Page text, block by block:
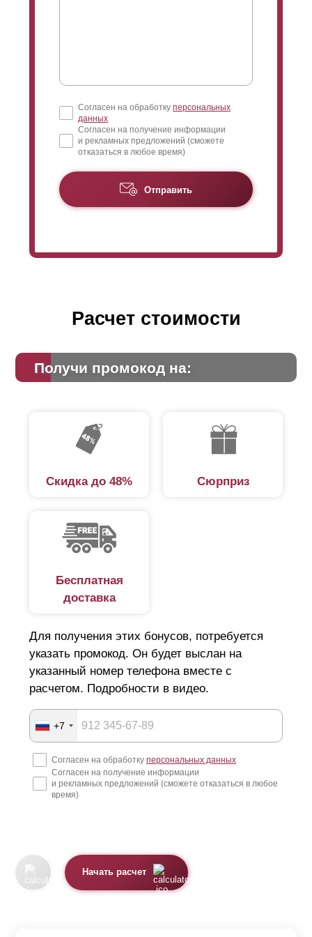
Согласен на обработку персональных
данных
Согласен на получение информации
и рекламных предложений (сможете
отказаться в любое время)
Отправить
Расчет стоимости
Получи промокод на:
Скидка до 48% Сюрприз
Бесплатная
доставка
Для получения этих бонусов, потребуется
указать промокод. Он будет выслан на
указанный номер телефона вместе с
расчетом. Подробности в видео.
+7
Согласен на обработку персональных данных
Согласен на получение информации
и рекламных предложений (сможете отказаться в любое
время)
Начать расчет